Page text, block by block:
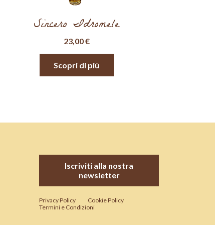
Sincero Idromele
23,00€
Scopri di più
Iscriviti alla nostra
newsletter
Privacy Policy
Cookie Policy
Termini e Condizioni